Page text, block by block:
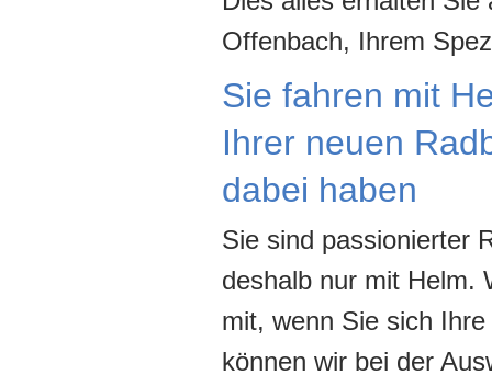
Offenbach, Ihrem
Sie fahren mit
Ihrer neuen
dabei haben
Sie sind passionierter
deshalb nur mit Helm.
mit, wenn Sie sich
können wir bei der